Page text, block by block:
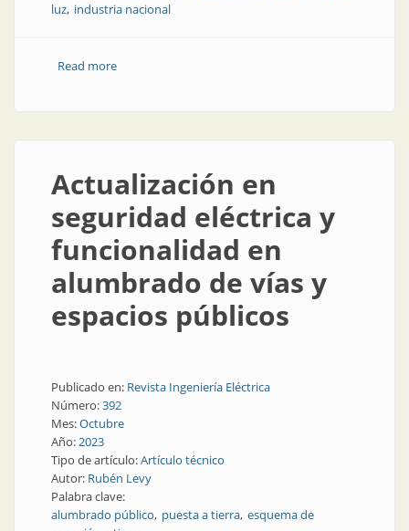
luz industria nacional
Read moreabout Gran familia de luminarias para el alumbrado
Actualización en
seguridad eléctrica y
funcionalidad en
alumbrado de vías y
espacios públicos
Publicado en: Revista Ingeniería Eléctrica
Número:392
Mes:Octubre
Año:2023
Tipo de artículo:Artículo técnico
Autor: Rubén Levy
Palabra clave:
alumbrado público puesta a tierra esquema de